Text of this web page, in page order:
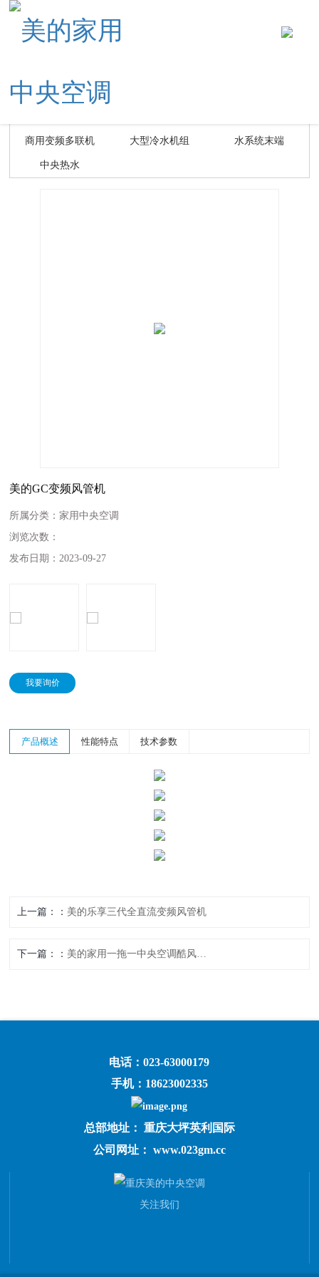
您当前的位置 ： 首页> 产品中心
商用变频多联机 大型冷水机组 水系统末端
中央热水
美的GC变频风管机
所属分类：家用中央空调
浏览次数：
发布日期：2023-09-27
我要询价
产品概述 性能特点 技术参数
上一篇： 美的乐享三代全直流变频风管机
下一篇： 美的家用一拖一中央空调酷风系列
电话：023-63000179
手机：18623002335
总部地址： 重庆大坪英利国际
公司网址： www.023gm.cc
关注我们